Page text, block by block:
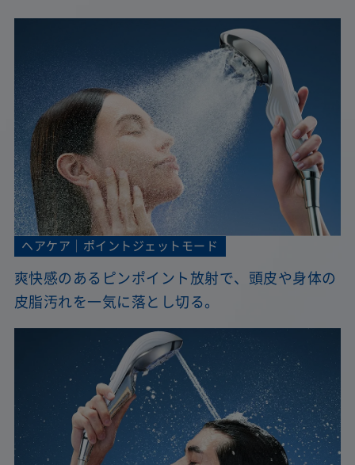
ヘアケア｜ポイントジェットモード
爽快感のあるピンポイント放射で、頭皮や身体の
皮脂汚れを一気に落とし切る。